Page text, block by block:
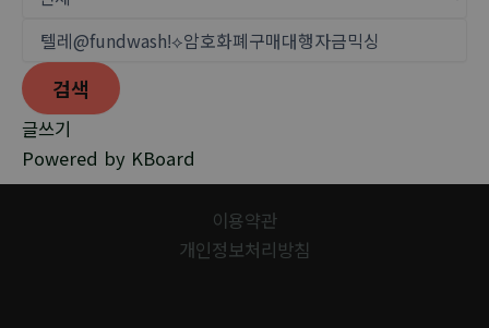
검색
글쓰기
Powered by KBoard
이용약관
개인정보처리방침